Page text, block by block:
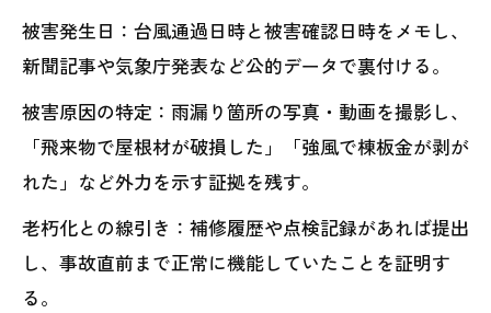
被害発生日：台風通過日時と被害確認日時をメモし、
新聞記事や気象庁発表など公的データで裏付ける。
被害原因の特定：雨漏り箇所の写真・動画を撮影し、
「飛来物で屋根材が破損した」「強風で棟板金が剥が
れた」など外力を示す証拠を残す。
老朽化との線引き：補修履歴や点検記録があれば提出
し、事故直前まで正常に機能していたことを証明す
る。